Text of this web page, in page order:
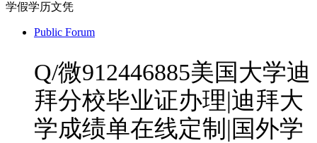
学假学历文凭
Public Forum
Q/微912446885美国大学迪
拜分校毕业证办理|迪拜大
学成绩单在线定制|国外学